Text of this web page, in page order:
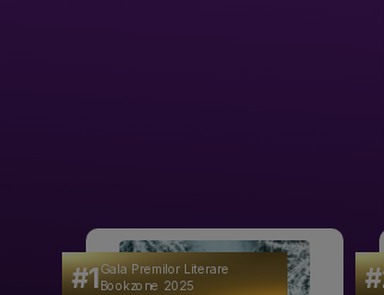
#1Gala Premilor Literare
Bookzone 2025